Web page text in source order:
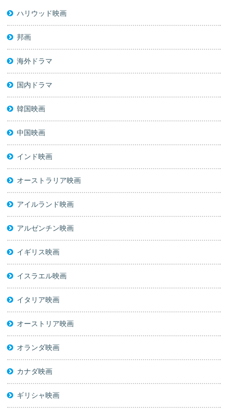
ハリウッド映画
邦画
海外ドラマ
国内ドラマ
韓国映画
中国映画
インド映画
オーストラリア映画
アイルランド映画
アルゼンチン映画
イギリス映画
イスラエル映画
イタリア映画
オーストリア映画
オランダ映画
カナダ映画
ギリシャ映画